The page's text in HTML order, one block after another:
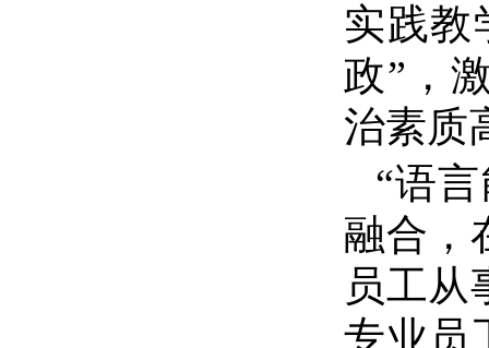
实践教
政” ，
治素质
“语
融合，
员工从
专业员